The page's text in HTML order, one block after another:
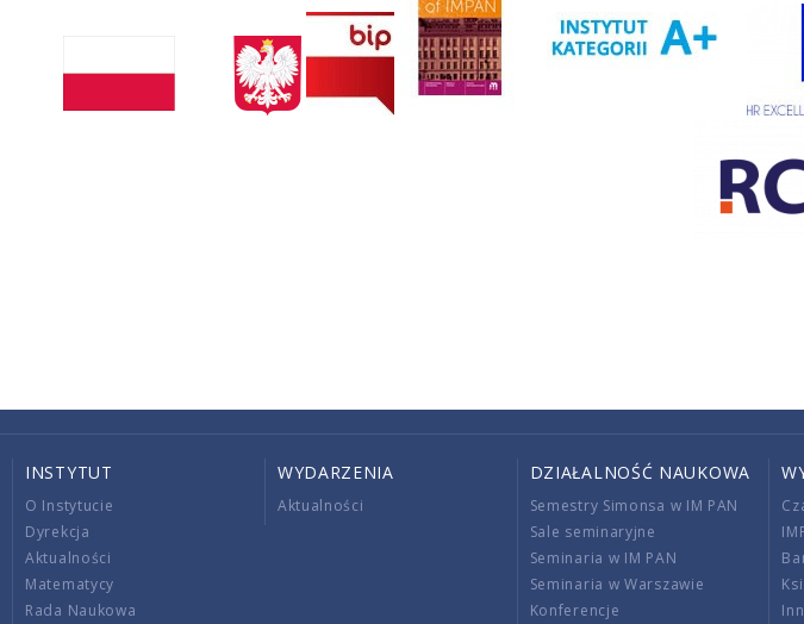
INSTYTUT
O Instytucie
Dyrekcja
Aktualności
Matematycy
Rada Naukowa
WYDARZENIA
Aktualności
DZIAŁALNOŚĆ NAUKOWA
Semestry Simonsa w IM PAN
Sale seminaryjne
Seminaria w IM PAN
Seminaria w Warszawie
Konferencje